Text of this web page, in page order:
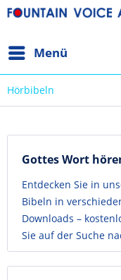
Menü
Hörbibeln
Gottes Wort
Entdecken Sie in
Bibeln in
Downloads –
Sie auf der Suche